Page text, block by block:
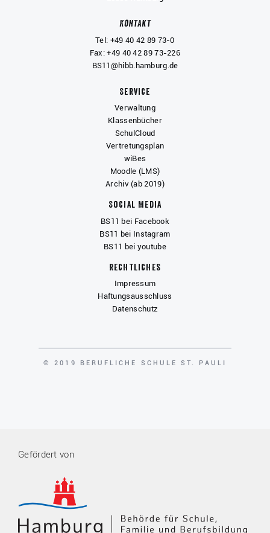
Kontakt
Tel: +49 40 42 89 73-0
Fax: +49 40 42 89 73-226
BS11@hibb.hamburg.de
Service
Verwaltung
Klassenbücher
SchulCloud
Vertretungsplan
wiBes
Moodle (LMS)
Archiv (ab 2019)
Social Media
BS11 bei Facebook
BS11 bei Instagram
BS11 bei youtube
Rechtliches
Impressum
Haftungsausschluss
Datenschutz
COPYRIGHT
© 2019 BERUFLICHE SCHULE ST. PAULI
Gefördert von